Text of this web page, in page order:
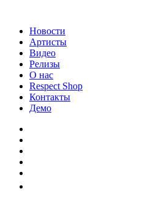
Новости
Артисты
Видео
Релизы
О нас
Respect Shop
Контакты
Демо